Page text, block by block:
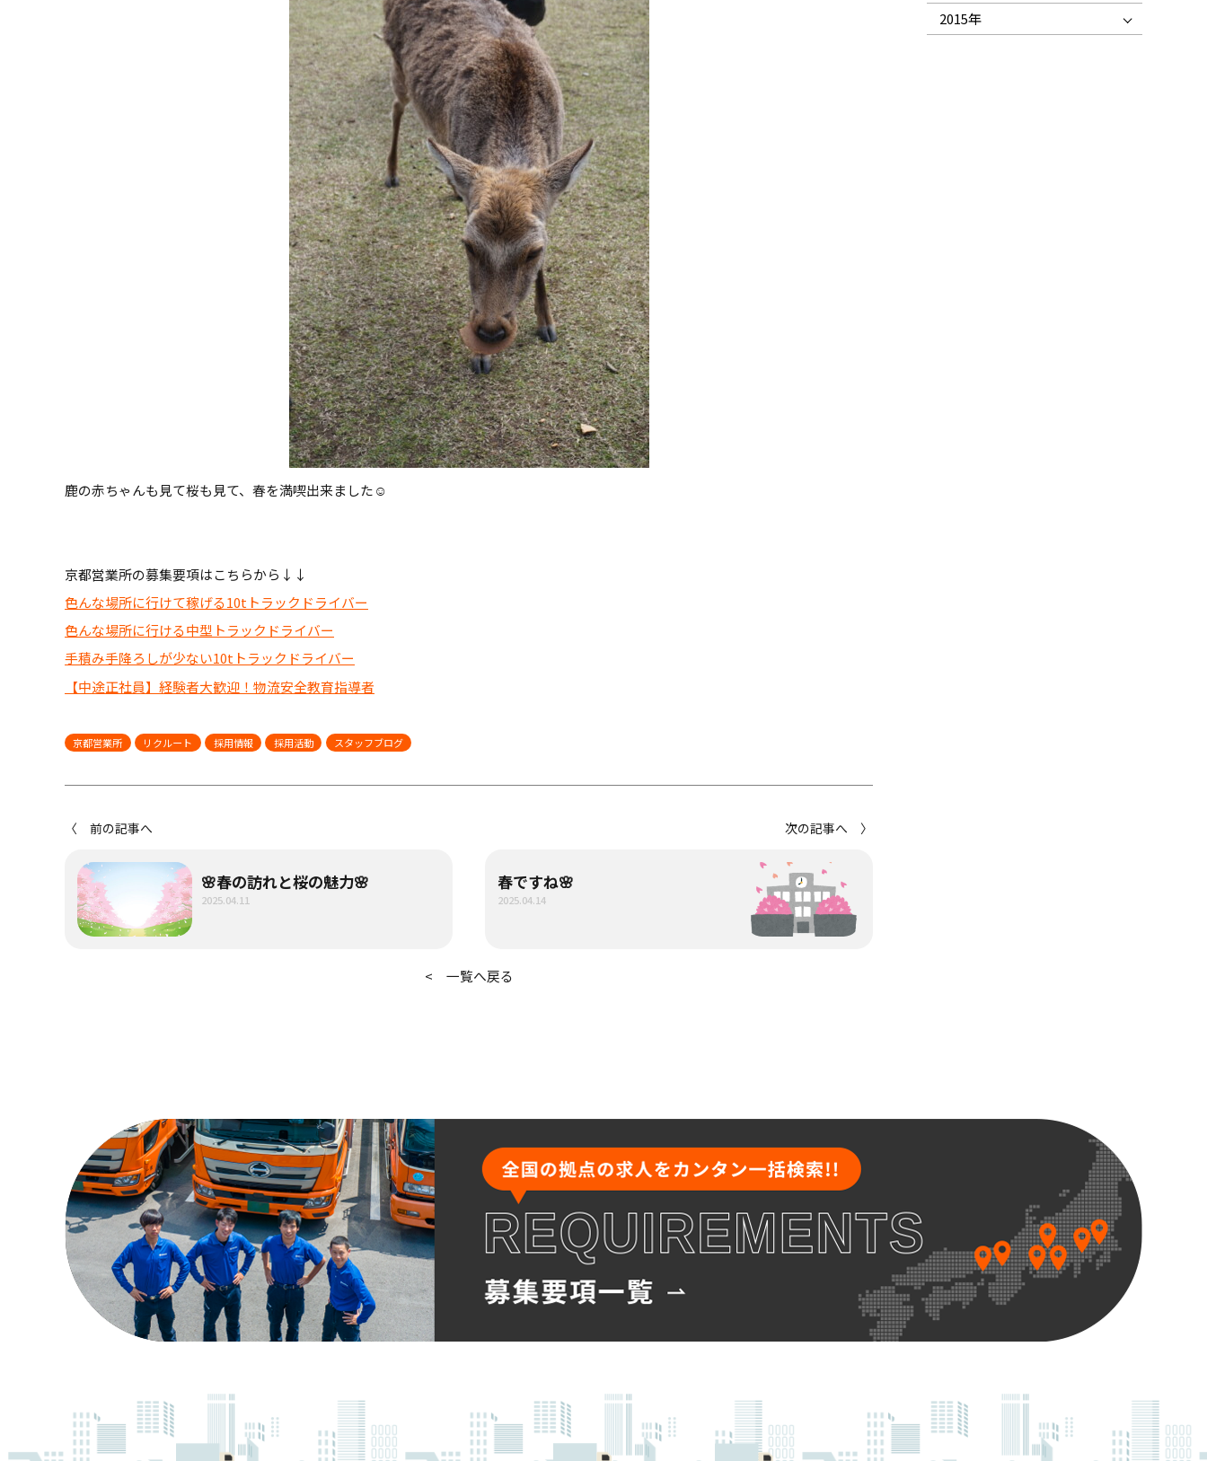
鹿の赤ちゃんも見て桜も見て、春を満喫出来ました☺
京都営業所の募集要項はこちらから↓↓
色んな場所に行けて稼げる10tトラックドライバー
色んな場所に行ける中型トラックドライバー
手積み手降ろしが少ない10tトラックドライバー
【中途正社員】経験者大歓迎！物流安全教育指導者
京都営業所 リクルート 採用情報 採用活動 スタッフブログ
〈 前の記事へ
🌸春の訪れと桜の魅力🌸
2025.04.11
次の記事へ 〉
春ですね🌸
2025.04.14
< 一覧へ戻る
2015年